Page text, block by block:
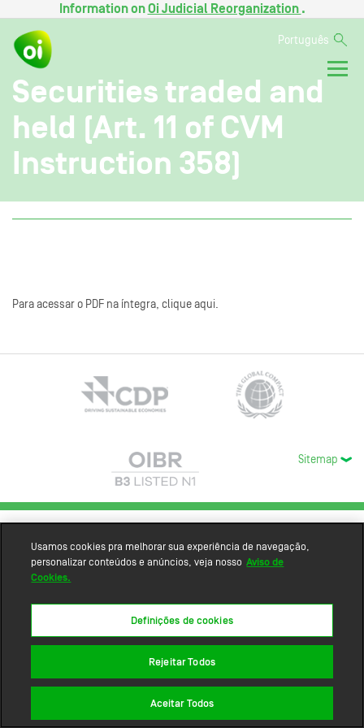
Information onOi Judicial Reorganization .
Português
Securities traded and
held (Art. 11 of CVM
Instruction 358)
Para acessar o PDF na íntegra, clique aqui.
Sitemap
Usamos cookies pra melhorar sua experiência de navegação,
personalizar conteúdos e anúncios, veja nosso Aviso de
Cookies.
Definições de cookies
Rejeitar Todos
Aceitar Todos